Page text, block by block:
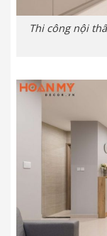
Thi công nội